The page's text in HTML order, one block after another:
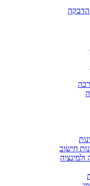
הדבקה
חישוב